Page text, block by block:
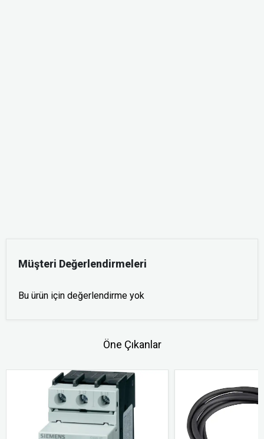
Müşteri Değerlendirmeleri
Bu ürün için değerlendirme yok
Öne Çıkanlar